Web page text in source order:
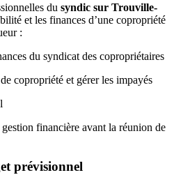
du syndic sur Trouville-
et les finances d’une copropriété
:
du syndicat des copropriétaires
copropriété et gérer les impayés
financière avant la réunion de
prévisionnel